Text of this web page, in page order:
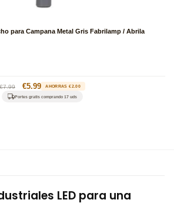
para Campana Metal Gris Fabrilamp / Abrila
Precio
habitual
€7.99
Precio
de
€5.99 AHORRAS €2.00
Portes gratis comprando 17 uds
LED para una